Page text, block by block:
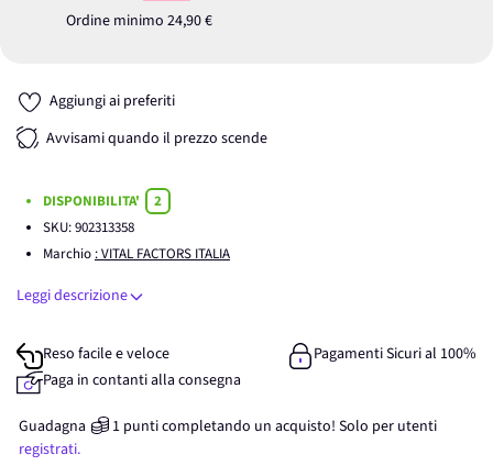
Ordine minimo 24,90 €
Aggiungi ai preferiti
Avvisami quando il prezzo scende
DISPONIBILITA'
2
SKU:902313358
Marchio : VITAL FACTORS ITALIA
Leggi descrizione
Reso facile e veloce
Pagamenti Sicuri al 100%
Paga in contanti alla consegna
Guadagna 1 punticompletando un acquisto! Solo per utenti
registrati.